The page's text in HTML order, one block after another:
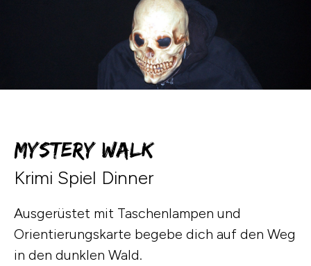
Mystery Walk
Krimi Spiel Dinner
Ausgerüstet mit Taschenlampen und
Orientierungskarte begebe dich auf den Weg
in den dunklen Wald.